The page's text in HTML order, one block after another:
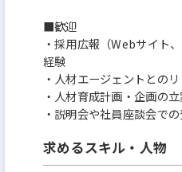
■歓迎
・採用広報（Webサイト
経験
・人材エージェントとの
・人材育成計画・企画の
・説明会や社員座談会で
求めるスキル・人物